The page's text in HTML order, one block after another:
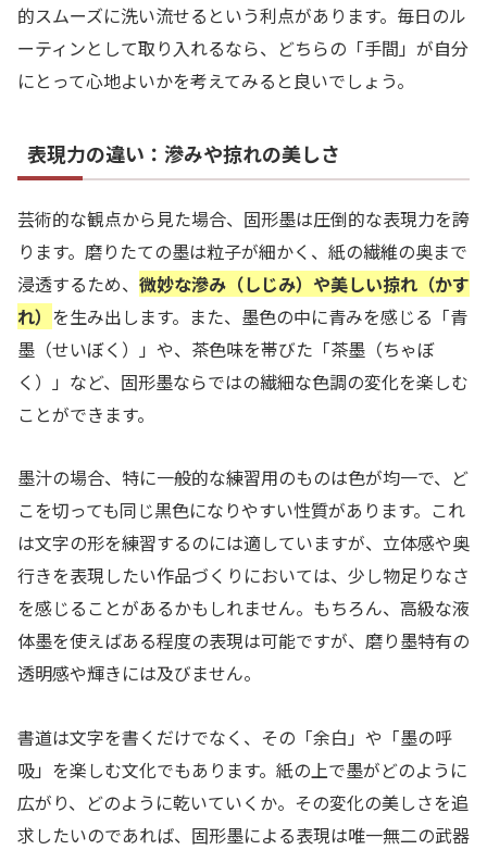
的スムーズに洗い流せるという利点があります。毎日のル
ーティンとして取り入れるなら、どちらの「手間」が自分
にとって心地よいかを考えてみると良いでしょう。
表現力の違い：滲みや掠れの美しさ
芸術的な観点から見た場合、固形墨は圧倒的な表現力を誇
ります。磨りたての墨は粒子が細かく、紙の繊維の奥まで
浸透するため、 微妙な滲み（しじみ）や美しい掠れ（かす
れ） を生み出します。また、墨色の中に青みを感じる「青
墨（せいぼく）」や、茶色味を帯びた「茶墨（ちゃぼ
く）」など、固形墨ならではの繊細な色調の変化を楽しむ
ことができます。
墨汁の場合、特に一般的な練習用のものは色が均一で、ど
こを切っても同じ黒色になりやすい性質があります。これ
は文字の形を練習するのには適していますが、立体感や奥
行きを表現したい作品づくりにおいては、少し物足りなさ
を感じることがあるかもしれません。もちろん、高級な液
体墨を使えばある程度の表現は可能ですが、磨り墨特有の
透明感や輝きには及びません。
書道は文字を書くだけでなく、その「余白」や「墨の呼
吸」を楽しむ文化でもあります。紙の上で墨がどのように
広がり、どのように乾いていくか。その変化の美しさを追
求したいのであれば、固形墨による表現は唯一無二の武器